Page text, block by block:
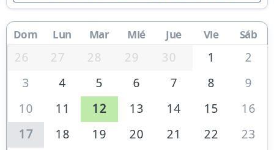
Dom Lun Mar Mié Jue Vie Sáb
26 27 28 29 30 1
2
3
4 5 6 7 8
9
10
11 12 13 14 15
16
17
18 19 20 21 22
23